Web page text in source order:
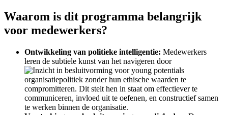
Waarom is dit programma belangrijk
voor medewerkers?
Ontwikkeling van politieke intelligentie: Medewerkers
leren de subtiele kunst van het navigeren door
organisatiepolitiek zonder hun ethische waarden te
compromitteren. Dit stelt hen in staat om effectiever te
communiceren, invloed uit te oefenen, en constructief samen
te werken binnen de organisatie.